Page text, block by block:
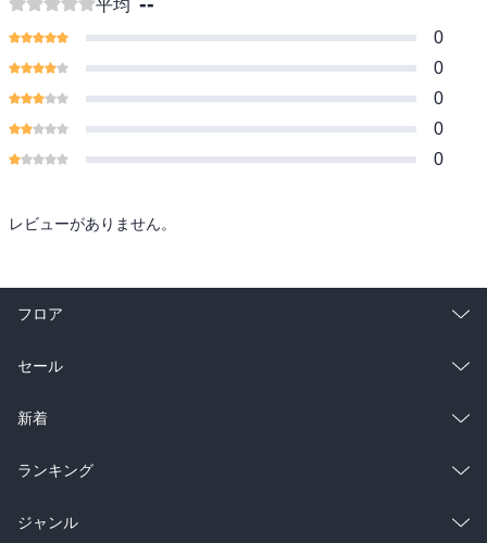
平均
0
0
0
0
0
レビューがありません。
フロア
総合
ラノベ
雑誌・グラビア
BL・TL
セール
総合
ラノベ
雑誌・グラビア
新着
総合
ラノベ
ランキング
総合
ジャンル